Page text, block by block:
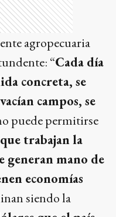
agropecuaria
“Cada día
concreta, se
campos, se
puede permitirse
trabajan la
mano de
economías
siendo la